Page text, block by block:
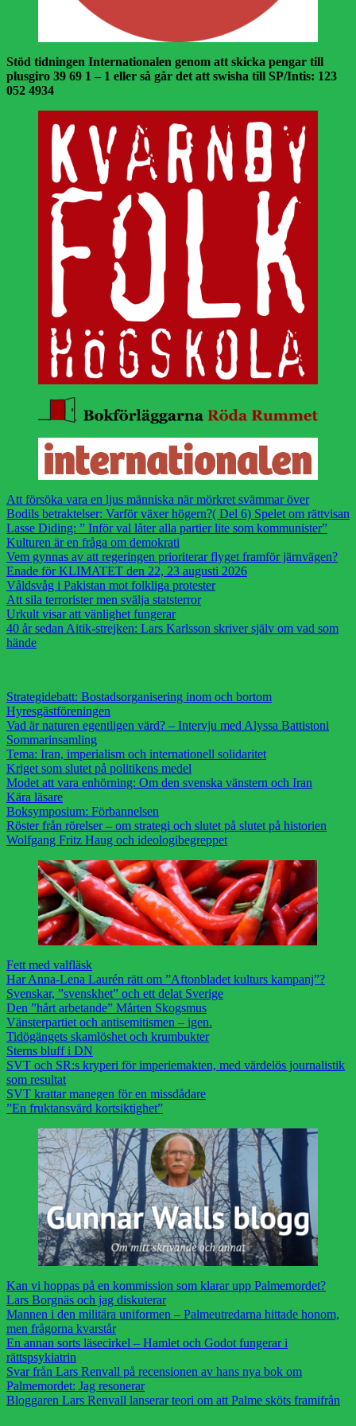
Stöd tidningen Internationalen genom att skicka pengar till
plusgiro 39 69 1 – 1 eller så går det att swisha till SP/Intis: 123
052 4934
Att försöka vara en ljus människa när mörkret svämmar över
Bodils betraktelser: Varför växer högern?( Del 6) Spelet om rättvisan
Lasse Diding: ” Inför val låter alla partier lite som kommunister”
Kulturen är en fråga om demokrati
Vem gynnas av att regeringen prioriterar flyget framför järnvägen?
Enade för KLIMATET den 22, 23 augusti 2026
Våldsvåg i Pakistan mot folkliga protester
Att sila terrorister men svälja statsterror
Urkult visar att vänlighet fungerar
40 år sedan Aitik-strejken: Lars Karlsson skriver själv om vad som
hände
Strategidebatt: Bostadsorganisering inom och bortom
Hyresgästföreningen
Vad är naturen egentligen värd? – Intervju med Alyssa Battistoni
Sommarinsamling
Tema: Iran, imperialism och internationell solidaritet
Kriget som slutet på politikens medel
Modet att vara enhörning: Om den svenska vänstern och Iran
Kära läsare
Boksymposium: Förbannelsen
Röster från rörelser – om strategi och slutet på slutet på historien
Wolfgang Fritz Haug och ideologibegreppet
Fett med valfläsk
Har Anna-Lena Laurén rätt om ”Aftonbladet kulturs kampanj”?
Svenskar, ”svenskhet” och ett delat Sverige
Den ”hårt arbetande” Mårten Skogsmus
Vänsterpartiet och antisemitismen – igen.
Tidögängets skamlöshet och krumbukter
Sterns bluff i DN
SVT och SR:s kryperi för imperiemakten, med värdelös journalistik
som resultat
SVT krattar manegen för en missdådare
”En fruktansvärd kortsiktighet”
Kan vi hoppas på en kommission som klarar upp Palmemordet?
Lars Borgnäs och jag diskuterar
Mannen i den militära uniformen – Palmeutredarna hittade honom,
men frågorna kvarstår
En annan sorts läsecirkel – Hamlet och Godot fungerar i
rättspsykiatrin
Svar från Lars Renvall på recensionen av hans nya bok om
Palmemordet: Jag resonerar
Bloggaren Lars Renvall lanserar teori om att Palme sköts framifrån